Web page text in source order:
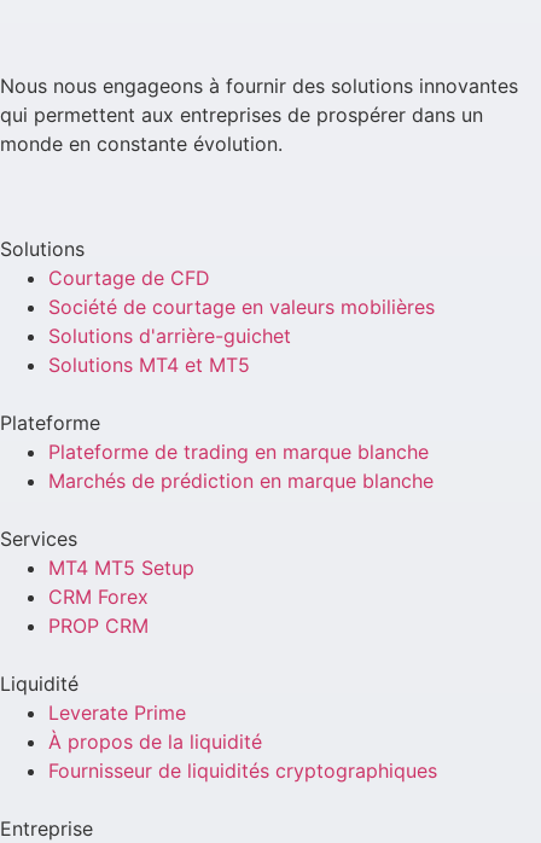
Nous nous engageons à fournir des solutions innovantes
qui permettent aux entreprises de prospérer dans un
monde en constante évolution.
Solutions
Courtage de CFD
Société de courtage en valeurs mobilières
Solutions d'arrière-guichet
Solutions MT4 et MT5
Plateforme
Plateforme de trading en marque blanche
Marchés de prédiction en marque blanche
Services
MT4 MT5 Setup
CRM Forex
PROP CRM
Liquidité
Leverate Prime
À propos de la liquidité
Fournisseur de liquidités cryptographiques
Entreprise